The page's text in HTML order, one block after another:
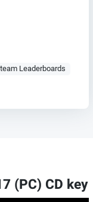
Leaderboards
(PC) CD key